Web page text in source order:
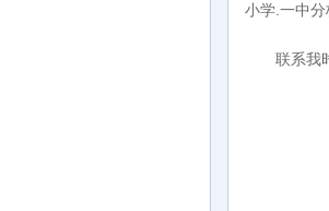
小学.一中分
联系我